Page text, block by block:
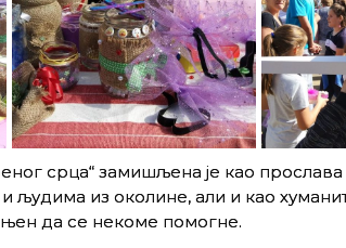
срца“ замишљена је као
људима из околине, али и као
да се некоме помогне.